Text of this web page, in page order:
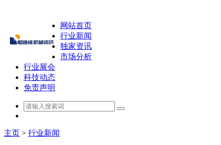
网站首页
行业新闻
独家资讯
市场分析
行业展会
科技动态
免责声明
主页 > 行业新闻